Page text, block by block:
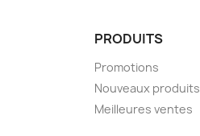
PRODUITS
Promotions
Nouveaux produits
Meilleures ventes